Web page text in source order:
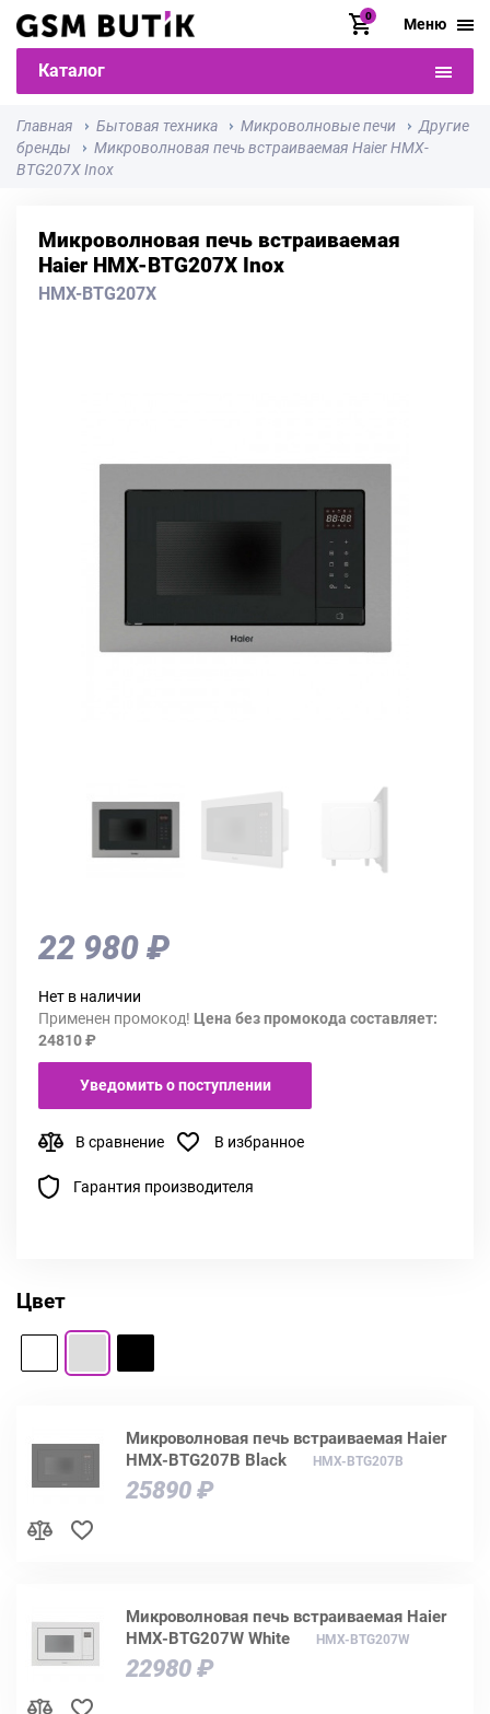
0 Меню
Каталог
Главная Бытовая техника Микроволновые печи
Другие
бренды
Микроволновая печь встраиваемая Haier HMX-
BTG207X Inox
Микроволновая печь встраиваемая
Haier HMX-BTG207X Inox
HMX-BTG207X
22 980 ₽
Нет в наличии
Применен промокод! Цена без промокода составляет:
24810 ₽
Уведомить о поступлении
В сравнение В избранное
Гарантия производителя
Цвет
Микроволновая печь встраиваемая Haier
HMX-BTG207B Black
HMX-BTG207B
25890 ₽
Микроволновая печь встраиваемая Haier
HMX-BTG207W White
HMX-BTG207W
22980 ₽